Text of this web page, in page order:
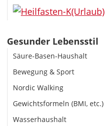
Gesunder Lebensstil
Säure-Basen-Haushalt
Bewegung & Sport
Nordic Walking
Gewichtsformeln (BMI, etc.)
Wasserhaushalt